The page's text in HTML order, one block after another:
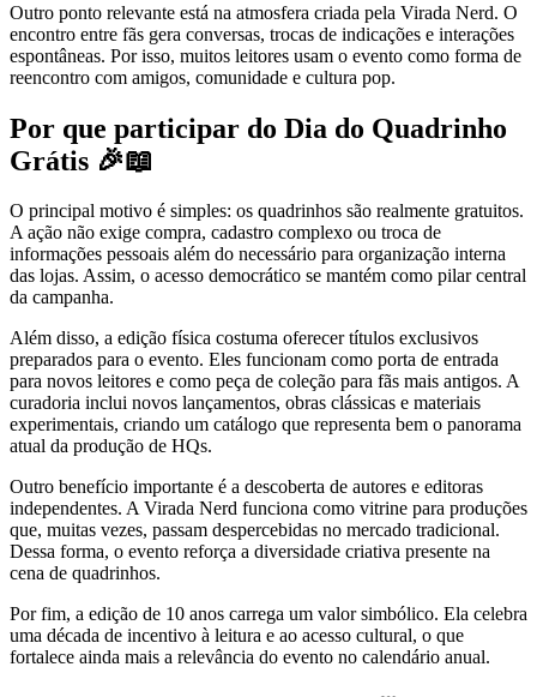
Outro ponto relevante está na atmosfera criada pela Virada Nerd. O
encontro entre fãs gera conversas, trocas de indicações e interações
espontâneas. Por isso, muitos leitores usam o evento como forma de
reencontro com amigos, comunidade e cultura pop.
Por que participar do Dia do Quadrinho
Grátis 🎉📖
O principal motivo é simples: os quadrinhos são realmente gratuitos.
A ação não exige compra, cadastro complexo ou troca de
informações pessoais além do necessário para organização interna
das lojas. Assim, o acesso democrático se mantém como pilar central
da campanha.
Além disso, a edição física costuma oferecer títulos exclusivos
preparados para o evento. Eles funcionam como porta de entrada
para novos leitores e como peça de coleção para fãs mais antigos. A
curadoria inclui novos lançamentos, obras clássicas e materiais
experimentais, criando um catálogo que representa bem o panorama
atual da produção de HQs.
Outro benefício importante é a descoberta de autores e editoras
independentes. A Virada Nerd funciona como vitrine para produções
que, muitas vezes, passam despercebidas no mercado tradicional.
Dessa forma, o evento reforça a diversidade criativa presente na
cena de quadrinhos.
Por fim, a edição de 10 anos carrega um valor simbólico. Ela celebra
uma década de incentivo à leitura e ao acesso cultural, o que
fortalece ainda mais a relevância do evento no calendário anual.